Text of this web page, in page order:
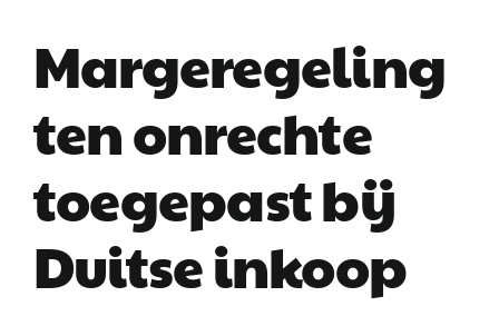
Nieuws
Vacatures
Over ons
Margeregeling
ten onrechte
toegepast bij
Duitse inkoop